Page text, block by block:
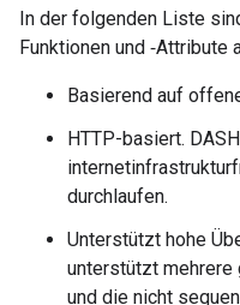
In der folgenden Liste
Funktionen und ‑Attribute
Basierend auf
HTTP-basiert.
durchlaufen.
Unterstützt hohe
unterstützt
und die nicht